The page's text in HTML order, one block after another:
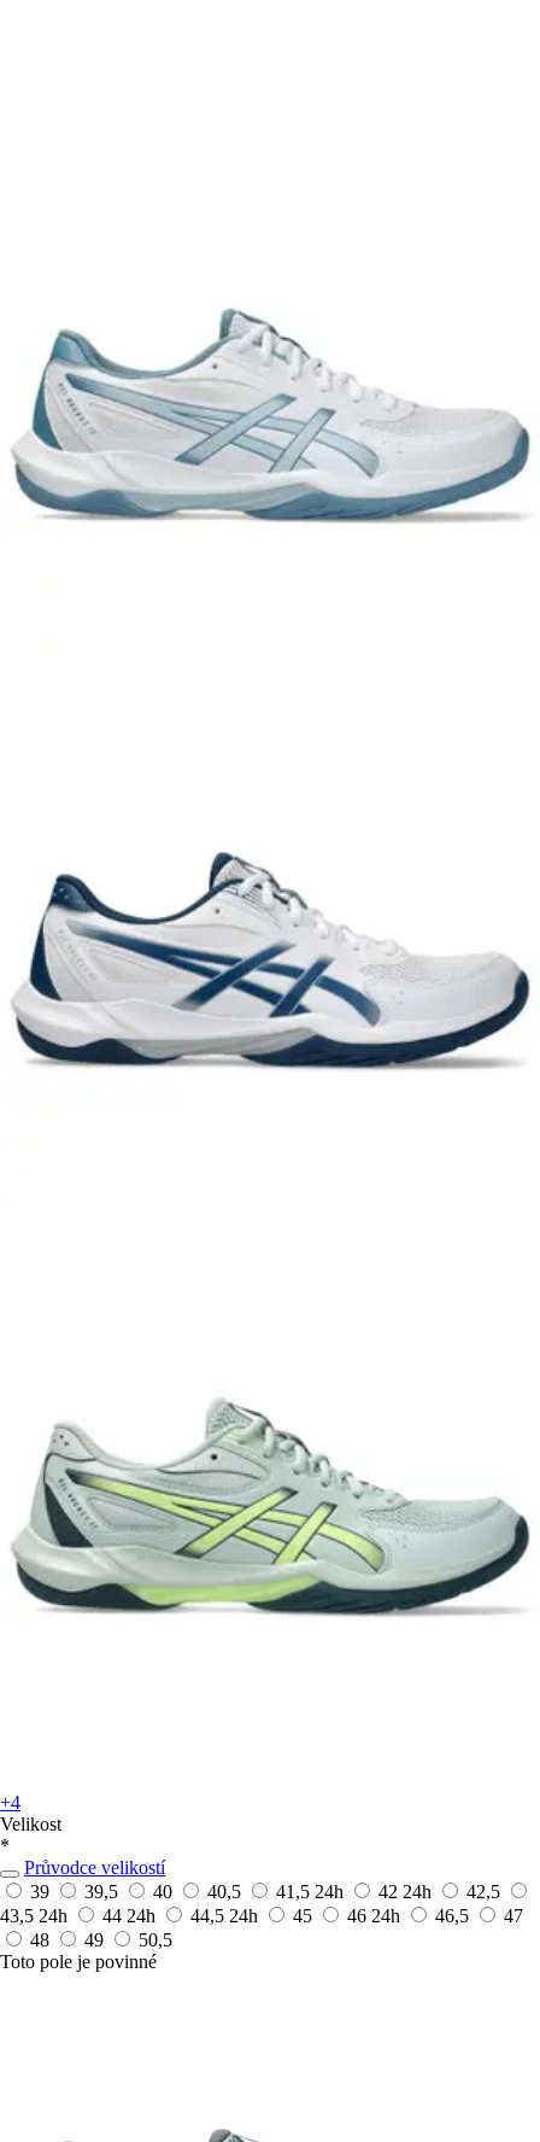
+4
Velikost
*
Průvodce velikostí
39
39,5 40 40,5 41,5 24h 42 24h
42,5
43,5 24h 44 24h 44,5 24h 45 46 24h 46,5
47
48
49
50,5
Toto pole je povinné